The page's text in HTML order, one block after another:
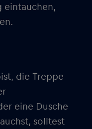
eintauchen,
die Treppe
eine Dusche
solltest